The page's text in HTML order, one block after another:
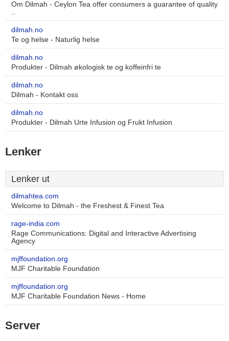
Om Dilmah - Ceylon Tea offer consumers a guarantee of quality
..
dilmah.no
Te og helse - Naturlig helse
dilmah.no
Produkter - Dilmah økologisk te og koffeinfri te
dilmah.no
Dilmah - Kontakt oss
dilmah.no
Produkter - Dilmah Urte Infusion og Frukt Infusion
Lenker
Lenker ut
dilmahtea.com
Welcome to Dilmah - the Freshest & Finest Tea
rage-india.com
Rage Communications: Digital and Interactive Advertising
Agency
mjffoundation.org
MJF Charitable Foundation
mjffoundation.org
MJF Charitable Foundation News - Home
Server